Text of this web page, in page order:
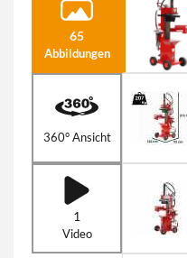
65
Abbildungen
360° Ansicht
1
Video